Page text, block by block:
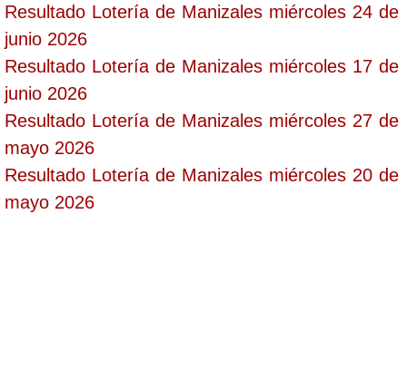
Resultado Lotería de Manizales miércoles 24 de
junio 2026
Resultado Lotería de Manizales miércoles 17 de
junio 2026
Resultado Lotería de Manizales miércoles 27 de
mayo 2026
Resultado Lotería de Manizales miércoles 20 de
mayo 2026